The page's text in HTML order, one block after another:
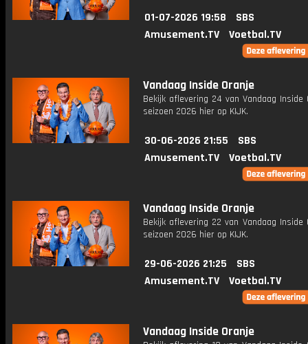
01-07-2026 19:58
SBS
Amusement.TV
Voetbal.TV
Vandaag Inside Oranje
Bekijk aflevering 24 van Vandaag Inside
seizoen 2026 hier op KIJK.
30-06-2026 21:55
SBS
Amusement.TV
Voetbal.TV
Vandaag Inside Oranje
Bekijk aflevering 22 van Vandaag Inside
seizoen 2026 hier op KIJK.
29-06-2026 21:25
SBS
Amusement.TV
Voetbal.TV
Vandaag Inside Oranje